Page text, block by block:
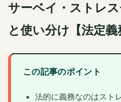
サーベイ・ストレ
と使い分け【法定義
この記事のポイント
法的に義務なのはスト